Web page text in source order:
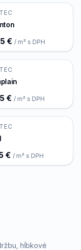
€ / m² s DPH
€ / m² s DPH
€ / m² s DPH
hĺbkové